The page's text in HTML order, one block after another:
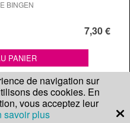
BINGEN
7,30 €
PANIER
- Boîte de 18g
BINGEN
de navigation sur
des cookies. En
vous acceptez leur
savoir plus